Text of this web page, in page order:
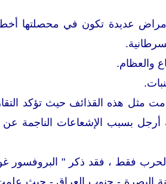
عديدة تكون في محصلتها
والعظام.
مثل هذه القذائف حيث تؤكد
أرجل بسبب الإشعاعات الناجمة
فقط ، فقد ذكر " البروفسور
البصرة - جنوب العراق - حيث